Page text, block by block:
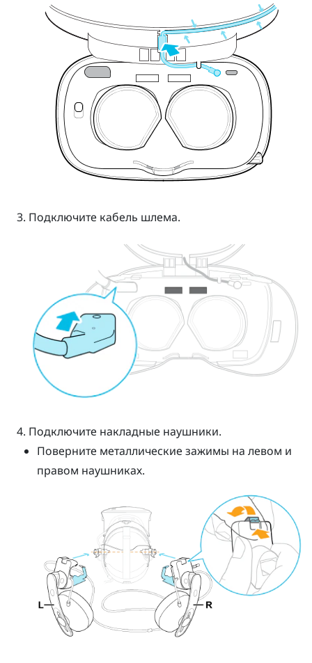
Подключите кабель шлема.
Подключите накладные наушники.
Поверните металлические зажимы на левом и
правом наушниках.